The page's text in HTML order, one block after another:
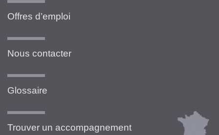
Offres d’emploi
Nous contacter
Glossaire
Trouver un accompagnement